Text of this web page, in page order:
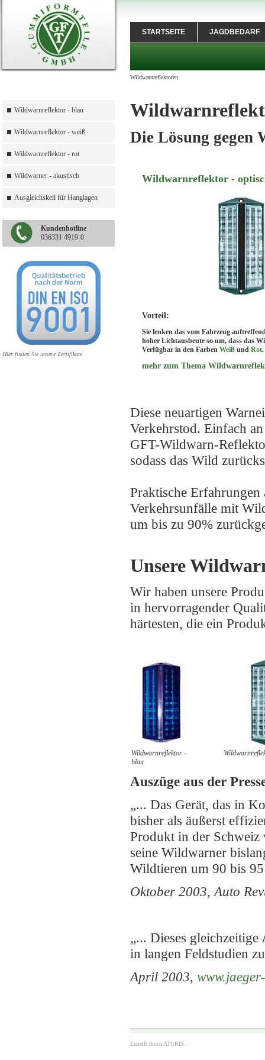
Wildwarnreflektor - blau
Wildwarnreflektor - weiß
Wildwarnreflektor - rot
Wildwarner - akustisch
Ausgleichskeil für Hanglagen
Kundenhotline
036331 4919-0
Hier finden Sie unsere Zertifikate
STARTSEITE JAGDBEDARF
Wildwarnreflektoren
Die Lösung gegen
Wildwarnreflektor -
Vorteil:
Sie lenken das vom Fahrzeug
hoher Lichtausbeute so um, dass das
Verfügbar in den Farben Weiß und Rot.
mehr zum Thema
Diese neuartigen
Verkehrstod. Einfach
GFT-Wildwarn-
sodass das Wild
Praktische Erfahrungen
Verkehrsunfälle mit
um bis zu 90%
Unsere
Wir haben unsere
in hervorragender
härtesten, die ein
Wildwarnreflektor -
blau
Auszüge aus der
„... Das Gerät, das in
bisher als äußerst
Produkt in der Schweiz
seine Wildwarner
Wildtieren um 90 bis
Oktober 2003, Auto
„... Dieses
in langen Feldstudien
April 2003,
Erstellt durch ATURIS.